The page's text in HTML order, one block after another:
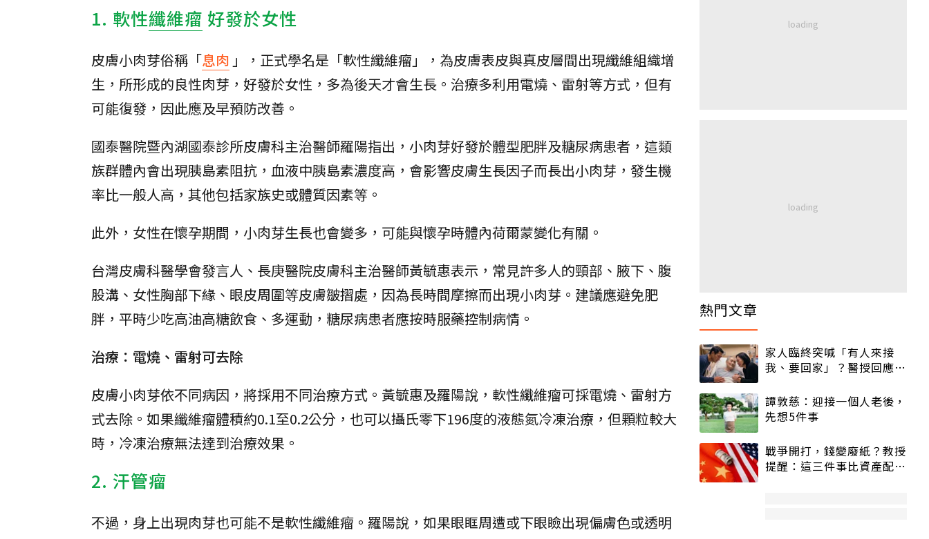
1. 軟性纖維瘤 好發於女性
皮膚小肉芽俗稱「息肉 」，正式學名是「軟性纖維瘤」，為皮膚表皮與真皮層間出現纖維組織增
生，所形成的良性肉芽，好發於女性，多為後天才會生長。治療多利用電燒、雷射等方式，但有
可能復發，因此應及早預防改善。
國泰醫院暨內湖國泰診所皮膚科主治醫師羅陽指出，小肉芽好發於體型肥胖及糖尿病患者，這類
族群體內會出現胰島素阻抗，血液中胰島素濃度高，會影響皮膚生長因子而長出小肉芽，發生機
率比一般人高，其他包括家族史或體質因素等。
此外，女性在懷孕期間，小肉芽生長也會變多，可能與懷孕時體內荷爾蒙變化有關。
台灣皮膚科醫學會發言人、長庚醫院皮膚科主治醫師黃毓惠表示，常見許多人的頸部、腋下、腹
股溝、女性胸部下緣、眼皮周圍等皮膚皺摺處，因為長時間摩擦而出現小肉芽。建議應避免肥
胖，平時少吃高油高糖飲食、多運動，糖尿病患者應按時服藥控制病情。
治療：電燒、雷射可去除
皮膚小肉芽依不同病因，將採用不同治療方式。黃毓惠及羅陽說，軟性纖維瘤可採電燒、雷射方
式去除。如果纖維瘤體積約0.1至0.2公分，也可以攝氏零下196度的液態氮冷凍治療，但顆粒較大
時，冷凍治療無法達到治療效果。
2. 汗管瘤
不過，身上出現肉芽也可能不是軟性纖維瘤。羅陽說，如果眼眶周遭或下眼瞼出現偏膚色或透明
熱門文章
家人臨終突喊「有人來接
我、要回家」？醫授回應方
譚敦慈：迎接一個人老後，
先想5件事
戰爭開打，錢變廢紙？教授
提醒：這三件事比資產配置